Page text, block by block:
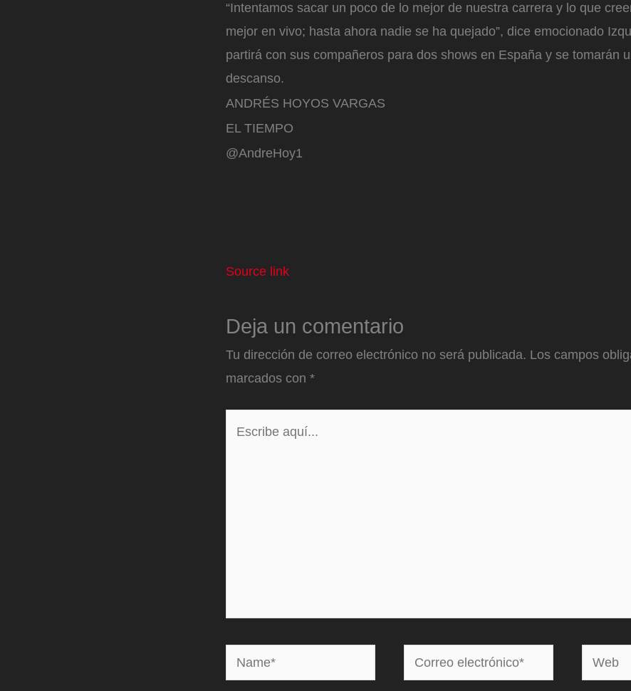
“Intentamos sacar un poco de lo mejor de nuestra carrera y lo que
mejor en vivo; hasta ahora nadie se ha quejado”, dice emocionado
partirá con sus compañeros para dos shows en España y se tomarán
descanso.
ANDRÉS HOYOS VARGAS
EL TIEMPO
@AndreHoy1
Source link
Deja un comentario
Tu dirección de correo electrónico no será publicada. Los campos
marcados con *
Name*
Correo
electrónico*
Web